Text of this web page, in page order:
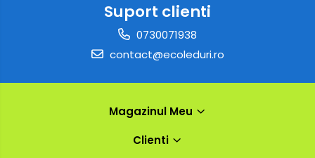
Suport clienti
0730071938
contact@ecoleduri.ro
Magazinul Meu
Clienti